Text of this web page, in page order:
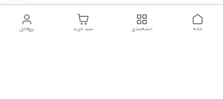
پروفایل سبد خرید دسته‌بندی خانه